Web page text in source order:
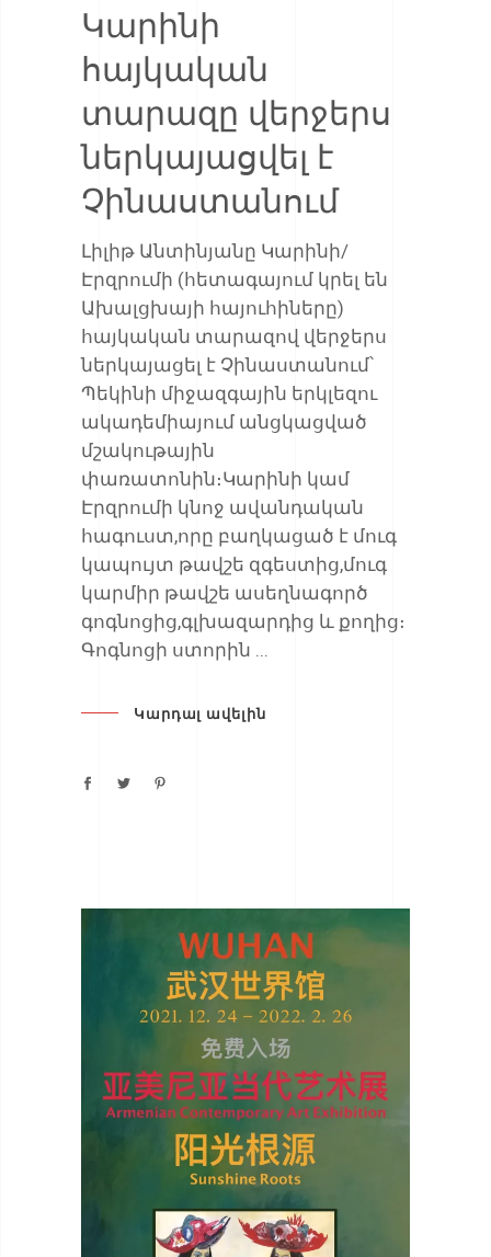
Կարինի
հայկական
տարազը վերջերս
ներկայացվել է
Չինաստանում
Լիլիթ Անտինյանը Կարինի/
Էրզրումի (հետագայում կրել են
Ախալցխայի հայուհիները)
հայկական տարազով վերջերս
ներկայացել է Չինաստանում՝
Պեկինի միջազգային երկլեզու
ակադեմիայում անցկացված
մշակութային
փառատոնին։Կարինի կամ
Էրզրումի կնոջ ավանդական
հագուստ,որը բաղկացած է մուգ
կապույտ թավշե զգեստից,մուգ
կարմիր թավշե ասեղնագործ
գոգնոցից,գլխազարդից և քողից։
Գոգնոցի ստորին
Կարդալ ավելին